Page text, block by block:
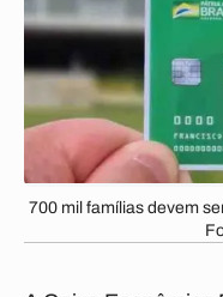
700 mil famílias devem